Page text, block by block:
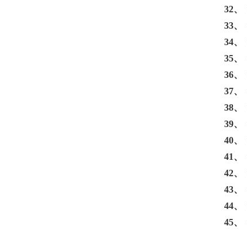
32、
33、
34、
35、
36、
37、
38、
39、
40、
41、
42、
43、
44、
45、